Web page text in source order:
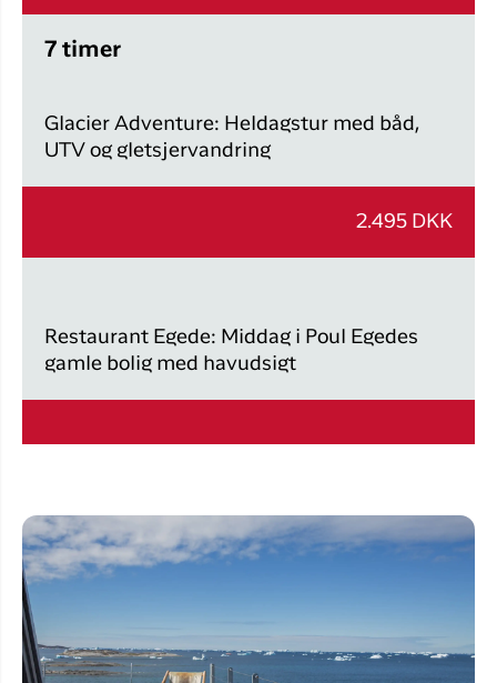
7 timer
Glacier Adventure: Heldagstur med båd,
UTV og gletsjervandring
2.495 DKK
Restaurant Egede: Middag i Poul Egedes
gamle bolig med havudsigt